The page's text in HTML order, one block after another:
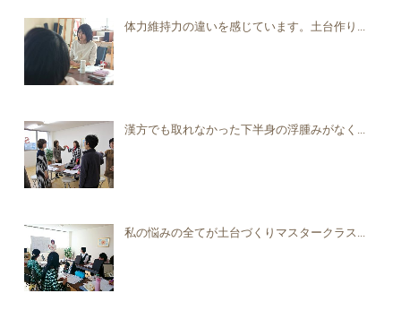
体力維持力の違いを感じています。土台作り...
漢方でも取れなかった下半身の浮腫みがなく...
私の悩みの全てが土台づくりマスタークラス...